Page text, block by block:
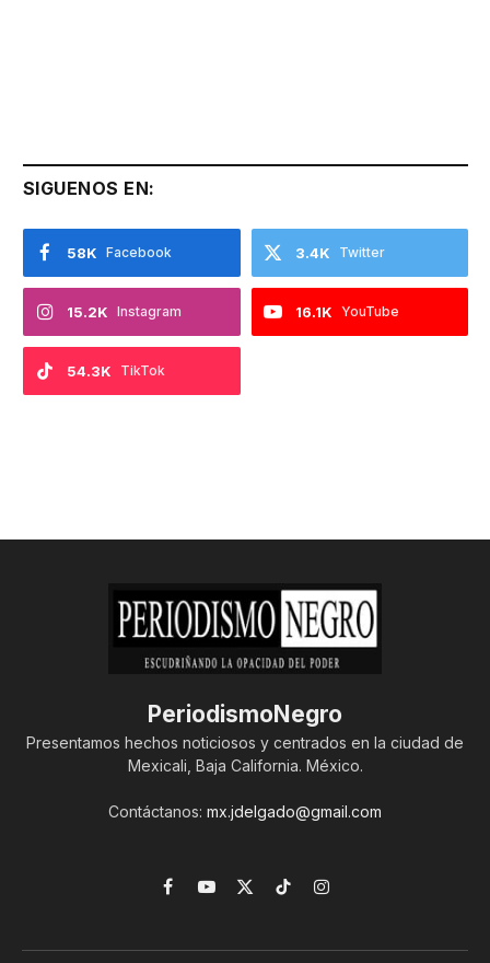
SIGUENOS EN:
Facebook
58K Twitter
3.4K
Instagram
15.2K YouTube
16.1K
TikTok
54.3K
PeriodismoNegro
Presentamos hechos noticiosos y centrados en la ciudad de
Mexicali, Baja California. México.
Contáctanos: mx.jdelgado@gmail.com
Facebook
YouTube
X
TikTokInstagram